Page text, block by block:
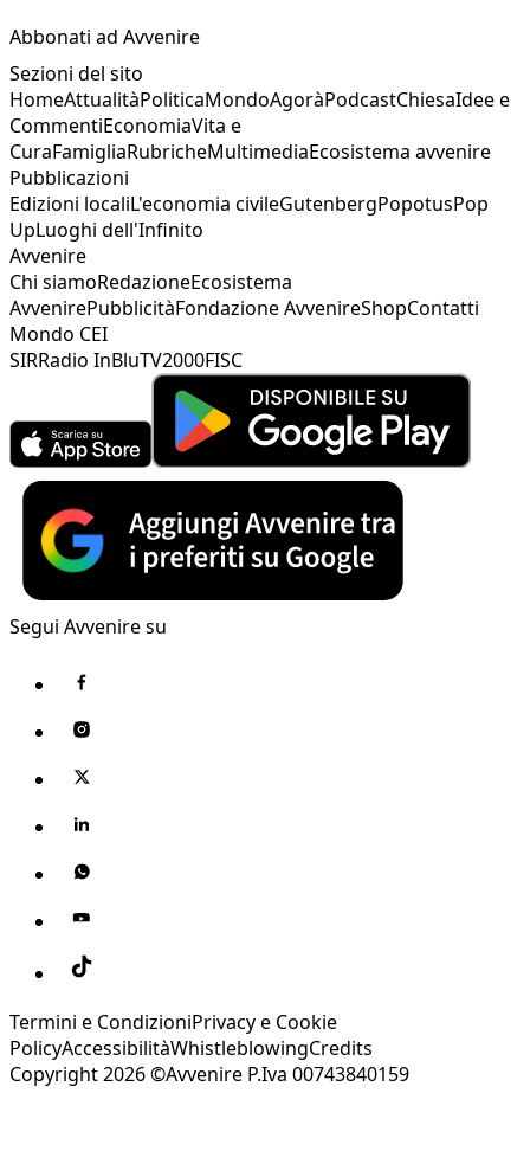
Abbonati ad Avvenire
Sezioni del sito
HomeAttualitàPoliticaMondoAgoràPodcastChiesaIdee e
CommentiEconomiaVita e
CuraFamigliaRubricheMultimediaEcosistema avvenire
Pubblicazioni
Edizioni localiL'economia civileGutenbergPopotusPop
UpLuoghi dell'Infinito
Avvenire
Chi siamoRedazioneEcosistema
AvvenirePubblicitàFondazione AvvenireShopContatti
Mondo CEI
SIRRadio InBluTV2000FISC
Segui Avvenire su
Termini e CondizioniPrivacy e Cookie
PolicyAccessibilitàWhistleblowingCredits
Copyright 2026 ©Avvenire P.Iva 00743840159